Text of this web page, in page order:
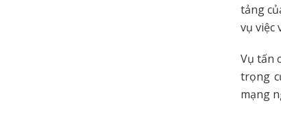
tảng
vụ việc
Vụ tấn
trọng
mạng